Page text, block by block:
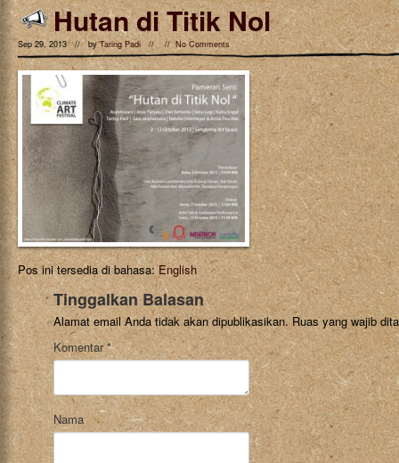
Hutan di Titik Nol
Sep 29, 2013 // byTaring Padi// //No Comments
Pos ini tersedia di bahasa:English
Tinggalkan Balasan
Alamat email Anda tidak akan dipublikasikan. Ruas yang wajib
Komentar*
Nama